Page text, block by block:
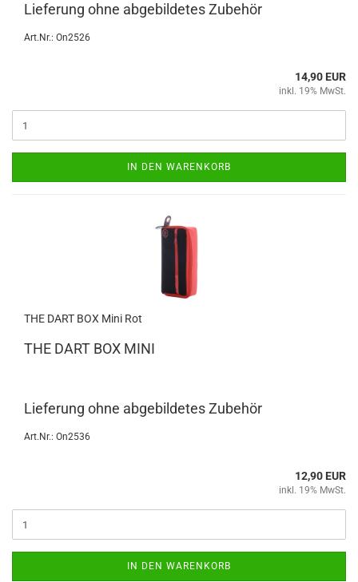
Lie­fe­rung ohne ab­ge­bil­de­tes Zu­be­hör
Art.Nr.: On2526
14,90 EUR
inkl. 19% MwSt.
IN DEN WARENKORB
THE DART BOX Mini Rot
THE DART BOX MINI
Lie­fe­rung ohne ab­ge­bil­de­tes Zu­be­hör
Art.Nr.: On2536
12,90 EUR
inkl. 19% MwSt.
IN DEN WARENKORB